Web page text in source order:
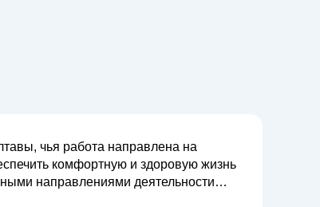
чья работа направлена на
комфортную и здоровую жизнь